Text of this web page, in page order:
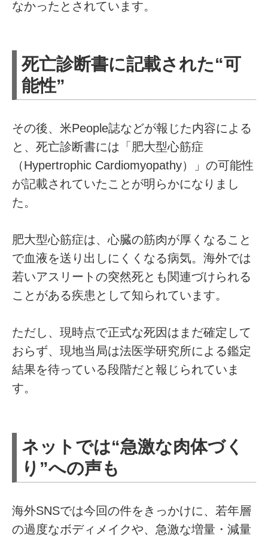
なかったとされています。
死亡診断書に記載された“可
能性”
その後、米People誌などが報じた内容による
と、死亡診断書には「肥大型心筋症
（Hypertrophic Cardiomyopathy）」の可能性
が記載されていたことが明らかになりまし
た。
肥大型心筋症は、心臓の筋肉が厚くなること
で血液を送り出しにくくなる病気。海外では
若いアスリートの突然死とも関連づけられる
ことがある疾患として知られています。
ただし、現時点で正式な死因はまだ確定して
おらず、現地当局は法医学研究所による鑑定
結果を待っている段階だと報じられていま
す。
ネットでは“急激な肉体づく
り”への声も
海外SNSでは今回の件をきっかけに、若年層
の過度なボディメイクや、急激な増量・減量